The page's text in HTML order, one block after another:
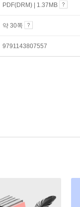
PDF(DRM) | 1.37MB
약 30쪽
9791143807557